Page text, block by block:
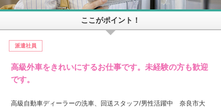
ここがポイント！
派遣社員
高級外車をきれいにするお仕事です。未経験の方も歓迎
です。
高級自動車ディーラーの洗車、回送スタッフ/男性活躍中 奈良市大